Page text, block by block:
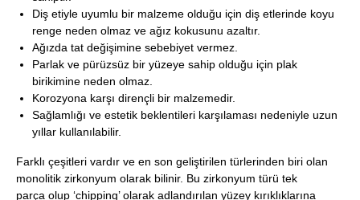
Diş etiyle uyumlu bir malzeme olduğu için diş etlerinde koyu
renge neden olmaz ve ağız kokusunu azaltır.
Ağızda tat değişimine sebebiyet vermez.
Parlak ve pürüzsüz bir yüzeye sahip olduğu için plak
birikimine neden olmaz.
Korozyona karşı dirençli bir malzemedir.
Sağlamlığı ve estetik beklentileri karşılaması nedeniyle uzun
yıllar kullanılabilir.
Farklı çeşitleri vardır ve en son geliştirilen türlerinden biri olan
monolitik zirkonyum olarak bilinir. Bu zirkonyum türü tek
parça olup ‘chipping’ olarak adlandırılan yüzey kırıklıklarına